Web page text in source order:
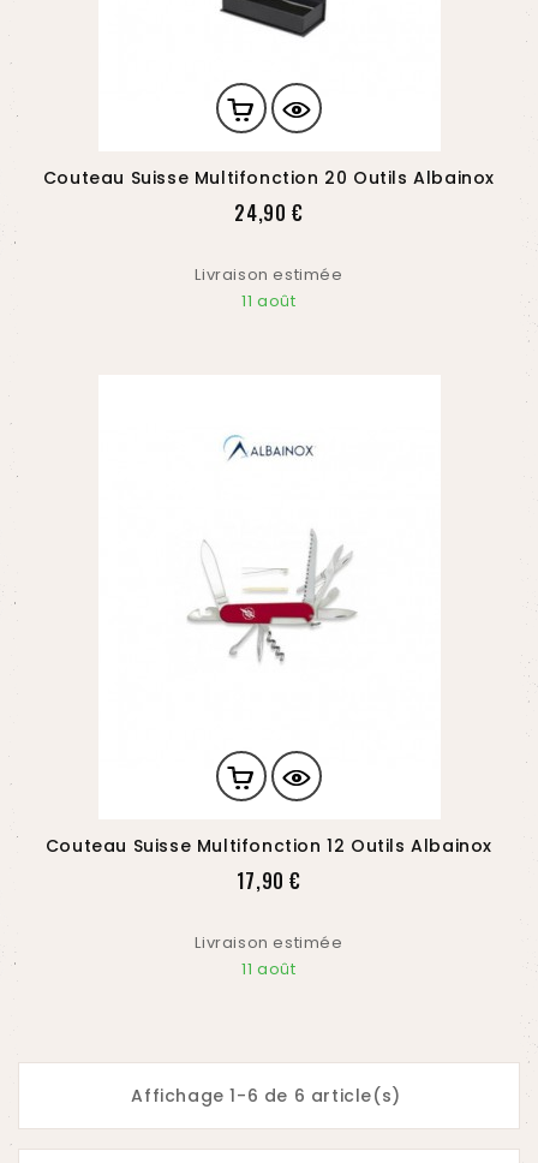
Couteau Suisse Multifonction 20 Outils Albainox
24,90 €Prix
Livraison estimée
11 août
Couteau Suisse Multifonction 12 Outils Albainox
17,90 €
Livraison estimée
11 août
Affichage 1-6 de 6 article(s)